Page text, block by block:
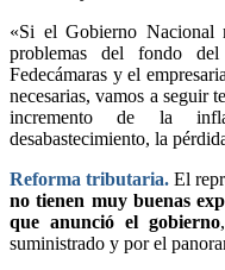
«Si el Gobierno Nacional
problemas del fondo
Fedecámaras y el
necesarias, vamos a seguir
incremento de la
desabastecimiento, la
Reforma tributaria. El
no tienen muy buenas
que anunció el gobierno
suministrado y por el